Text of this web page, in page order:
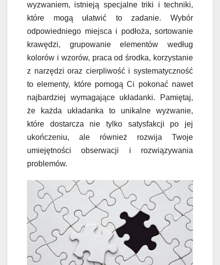
wyzwaniem, istnieją specjalne triki i techniki,
które mogą ułatwić to zadanie. Wybór
odpowiedniego miejsca i podłoża, sortowanie
krawędzi, grupowanie elementów według
kolorów i wzorów, praca od środka, korzystanie
z narzędzi oraz cierpliwość i systematyczność
to elementy, które pomogą Ci pokonać nawet
najbardziej wymagające układanki. Pamiętaj,
że każda układanka to unikalne wyzwanie,
które dostarcza nie tylko satysfakcji po jej
ukończeniu, ale również rozwija Twoje
umiejętności obserwacji i rozwiązywania
problemów.